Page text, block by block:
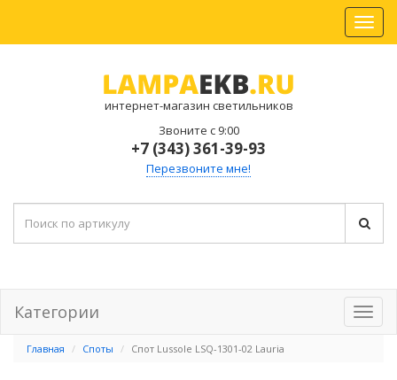
интернет-магазин светильников
Звоните с 9:00
+7 (343) 361-39-93
Перезвоните мне!
Категории
Главная Споты Спот Lussole LSQ-1301-02 Lauria